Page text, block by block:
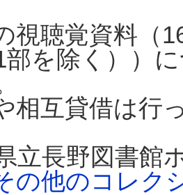
視聴覚資料（
部を除く））
相互貸借は行
立長野図書館
の他のコレク